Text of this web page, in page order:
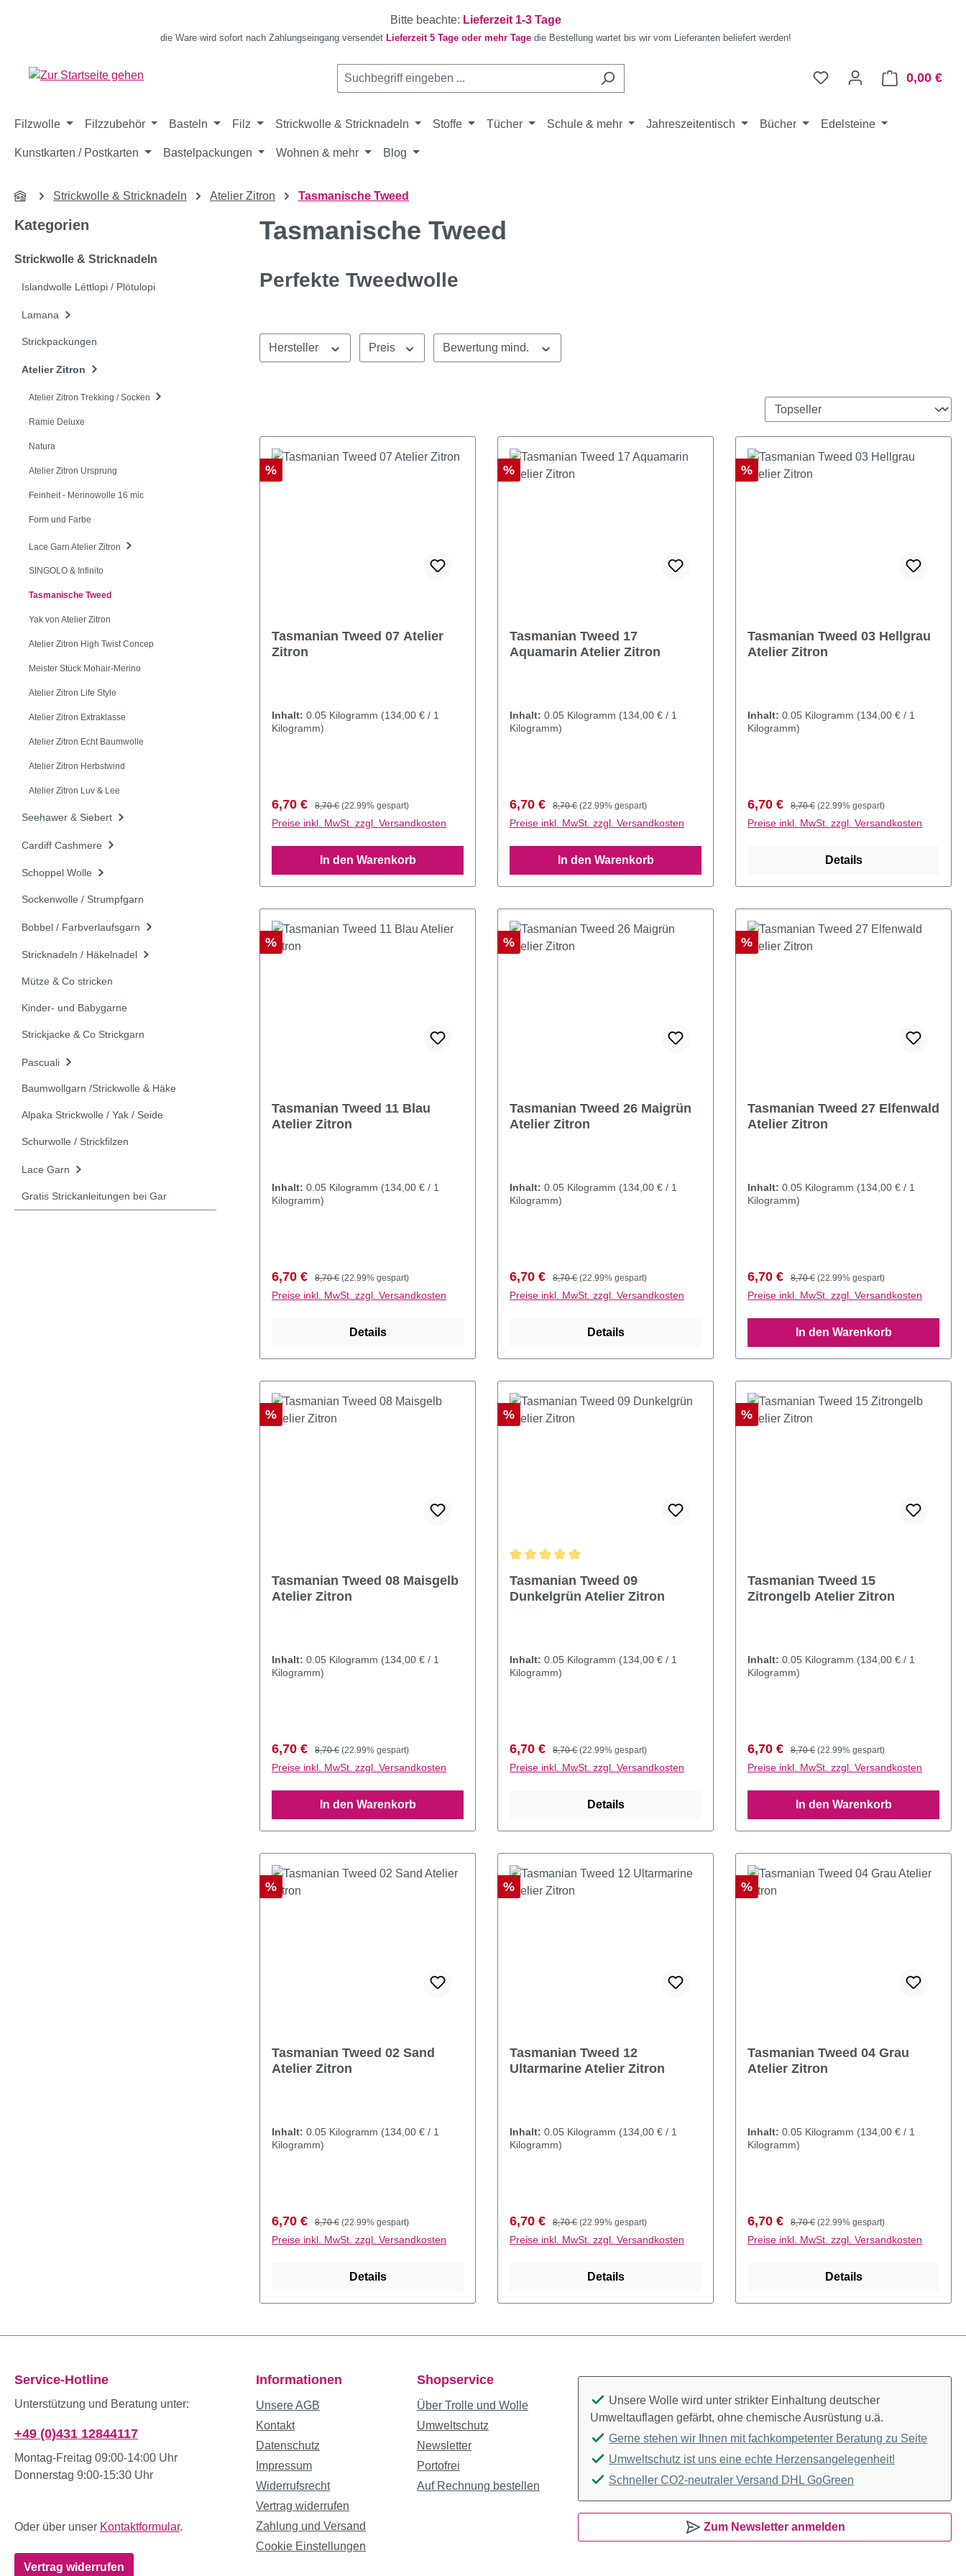
Bitte beachte: Lieferzeit 1-3 Tage
die Ware wird sofort nach Zahlungseingang versendet Lieferzeit 5 Tage oder mehr Tage die Bestellung wartet bis wir vom Lieferanten beliefert werden!
0,00 €
Filzwolle Filzzubehör Basteln Filz Strickwolle & Stricknadeln Stoffe Tücher Schule & mehr Jahreszeitentisch Bücher Edelsteine
Kunstkarten / Postkarten Bastelpackungen Wohnen & mehr Blog
Strickwolle & Stricknadeln Atelier Zitron Tasmanische Tweed
Kategorien
Strickwolle & Stricknadeln
Islandwolle Léttlopi / Plötulopi
Lamana
Strickpackungen
Atelier Zitron
Atelier Zitron Trekking / Socken
Ramie Deluxe
Natura
Atelier Zitron Ursprung
Feinheit - Merinowolle 16 mic
Form und Farbe
Lace Garn Atelier Zitron
SINGOLO & Infinito
Tasmanische Tweed
Yak von Atelier Zitron
Atelier Zitron High Twist Concep
Meister Stück Mohair-Merino
Atelier Zitron Life Style
Atelier Zitron Extraklasse
Atelier Zitron Echt Baumwolle
Atelier Zitron Herbstwind
Atelier Zitron Luv & Lee
Seehawer & Siebert
Cardiff Cashmere
Schoppel Wolle
Sockenwolle / Strumpfgarn
Bobbel / Farbverlaufsgarn
Stricknadeln / Häkelnadel
Mütze & Co stricken
Kinder- und Babygarne
Strickjacke & Co Strickgarn
Pascuali
Baumwollgarn /Strickwolle & Häke
Alpaka Strickwolle / Yak / Seide
Schurwolle / Strickfilzen
Lace Garn
Gratis Strickanleitungen bei Gar
Tasmanische Tweed
Perfekte Tweedwolle
Hersteller Preis Bewertung mind.
Rabatt
%
Tasmanian Tweed 07 Atelier
Zitron
Inhalt: 0.05 Kilogramm (134,00 € / 1
Kilogramm)
Verkaufspreis:
6,70 € Regulärer Preis:
8,70 € (22.99% gespart)
Preise inkl. MwSt. zzgl. Versandkosten
In den Warenkorb
Rabatt
%
Tasmanian Tweed 17
Aquamarin Atelier Zitron
Inhalt: 0.05 Kilogramm (134,00 € / 1
Kilogramm)
Verkaufspreis:
6,70 € Regulärer Preis:
8,70 € (22.99% gespart)
Preise inkl. MwSt. zzgl. Versandkosten
In den Warenkorb
Rabatt
%
Tasmanian Tweed 03 Hellgrau
Atelier Zitron
Inhalt: 0.05 Kilogramm (134,00 € / 1
Kilogramm)
Verkaufspreis:
6,70 € Regulärer Preis:
8,70 € (22.99% gespart)
Preise inkl. MwSt. zzgl. Versandkosten
Details
Rabatt
%
Tasmanian Tweed 11 Blau
Atelier Zitron
Inhalt: 0.05 Kilogramm (134,00 € / 1
Kilogramm)
Verkaufspreis:
6,70 € Regulärer Preis:
8,70 € (22.99% gespart)
Preise inkl. MwSt. zzgl. Versandkosten
Details
Rabatt
%
Tasmanian Tweed 26 Maigrün
Atelier Zitron
Inhalt: 0.05 Kilogramm (134,00 € / 1
Kilogramm)
Verkaufspreis:
6,70 € Regulärer Preis:
8,70 € (22.99% gespart)
Preise inkl. MwSt. zzgl. Versandkosten
Details
Rabatt
%
Tasmanian Tweed 27 Elfenwald
Atelier Zitron
Inhalt: 0.05 Kilogramm (134,00 € / 1
Kilogramm)
Verkaufspreis:
6,70 € Regulärer Preis:
8,70 € (22.99% gespart)
Preise inkl. MwSt. zzgl. Versandkosten
In den Warenkorb
Rabatt
%
Tasmanian Tweed 08 Maisgelb
Atelier Zitron
Inhalt: 0.05 Kilogramm (134,00 € / 1
Kilogramm)
Verkaufspreis:
6,70 € Regulärer Preis:
8,70 € (22.99% gespart)
Preise inkl. MwSt. zzgl. Versandkosten
In den Warenkorb
Rabatt
%
Tasmanian Tweed 09
Dunkelgrün Atelier Zitron
Inhalt: 0.05 Kilogramm (134,00 € / 1
Kilogramm)
Verkaufspreis:
6,70 € Regulärer Preis:
8,70 € (22.99% gespart)
Preise inkl. MwSt. zzgl. Versandkosten
Details
Rabatt
%
Tasmanian Tweed 15
Zitrongelb Atelier Zitron
Inhalt: 0.05 Kilogramm (134,00 € / 1
Kilogramm)
Verkaufspreis:
6,70 € Regulärer Preis:
8,70 € (22.99% gespart)
Preise inkl. MwSt. zzgl. Versandkosten
In den Warenkorb
Rabatt
%
Tasmanian Tweed 02 Sand
Atelier Zitron
Inhalt: 0.05 Kilogramm (134,00 € / 1
Kilogramm)
Verkaufspreis:
6,70 € Regulärer Preis:
8,70 € (22.99% gespart)
Preise inkl. MwSt. zzgl. Versandkosten
Details
Rabatt
%
Tasmanian Tweed 12
Ultarmarine Atelier Zitron
Inhalt: 0.05 Kilogramm (134,00 € / 1
Kilogramm)
Verkaufspreis:
6,70 € Regulärer Preis:
8,70 € (22.99% gespart)
Preise inkl. MwSt. zzgl. Versandkosten
Details
Rabatt
%
Tasmanian Tweed 04 Grau
Atelier Zitron
Inhalt: 0.05 Kilogramm (134,00 € / 1
Kilogramm)
Verkaufspreis:
6,70 € Regulärer Preis:
8,70 € (22.99% gespart)
Preise inkl. MwSt. zzgl. Versandkosten
Details
Service-Hotline
Unterstützung und Beratung unter:
+49 (0)431 12844117
Montag-Freitag 09:00-14:00 Uhr
Donnerstag 9:00-15:30 Uhr
Oder über unser Kontaktformular.
Vertrag widerrufen
Informationen
Unsere AGB
Kontakt
Datenschutz
Impressum
Widerrufsrecht
Vertrag widerrufen
Zahlung und Versand
Cookie Einstellungen
Shopservice
Über Trolle und Wolle
Umweltschutz
Newsletter
Portofrei
Auf Rechnung bestellen
Unsere Wolle wird unter strikter Einhaltung deutscher
Umweltauflagen gefärbt, ohne chemische Ausrüstung u.ä.
Gerne stehen wir Ihnen mit fachkompetenter Beratung zu Seite
Umweltschutz ist uns eine echte Herzensangelegenheit!
Schneller CO2-neutraler Versand DHL GoGreen
Zum Newsletter anmelden